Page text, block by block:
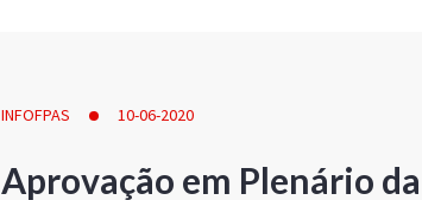
INFOFPAS 10-06-2020
Aprovação em Plenário